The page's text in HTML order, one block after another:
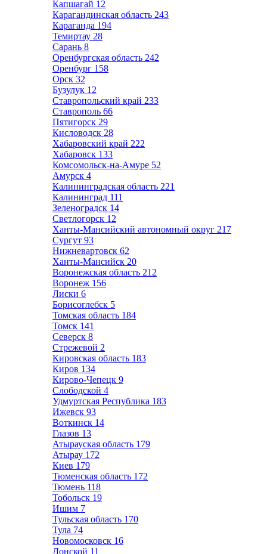
Капшагай 12
Карагандинская область 243
Караганда 194
Темиртау 28
Сарань 8
Оренбургская область 242
Оренбург 158
Орск 32
Бузулук 12
Ставропольский край 233
Ставрополь 66
Пятигорск 29
Кисловодск 28
Хабаровский край 222
Хабаровск 133
Комсомольск-на-Амуре 52
Амурск 4
Калининградская область 221
Калининград 111
Зеленоградск 14
Светлогорск 12
Ханты-Мансийский автономный округ 217
Сургут 93
Нижневартовск 62
Ханты-Мансийск 20
Воронежская область 212
Воронеж 156
Лиски 6
Борисоглебск 5
Томская область 184
Томск 141
Северск 8
Стрежевой 2
Кировская область 183
Киров 134
Кирово-Чепецк 9
Слободской 4
Удмуртская Республика 183
Ижевск 93
Воткинск 14
Глазов 13
Атырауская область 179
Атырау 172
Киев 179
Тюменская область 172
Тюмень 118
Тобольск 19
Ишим 7
Тульская область 170
Тула 74
Новомосковск 16
Донской 11